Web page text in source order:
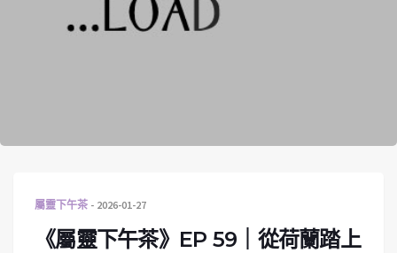
屬靈下午茶 2026-01-27
《屬靈下午茶》EP 59｜從荷蘭踏上